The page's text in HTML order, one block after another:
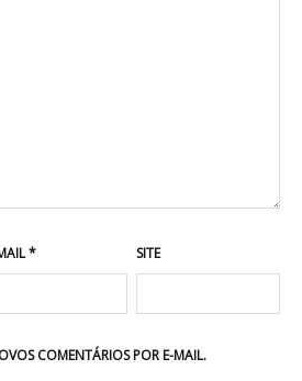
* SITE
COMENTÁRIOS POR E-MAIL.